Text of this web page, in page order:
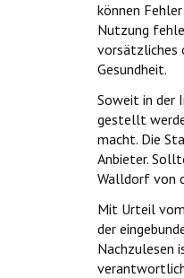
können
Nutzung
vorsätzliches
Gesundheit.
Soweit in der
gestellt
macht. Die
Anbieter.
Walldorf von
Mit Urteil
der
Nachzulesen